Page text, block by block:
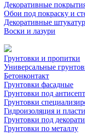
Декоративные
Обои под покраску и
Декоративные
Воски и лазури
Грунтовки и пропитки
Универсальные
Бетонконтакт
Грунтовки фасадные
Грунтовки под
Грунтовки
Гидроизоляция и
Грунтовки под
Грунтовки по металлу